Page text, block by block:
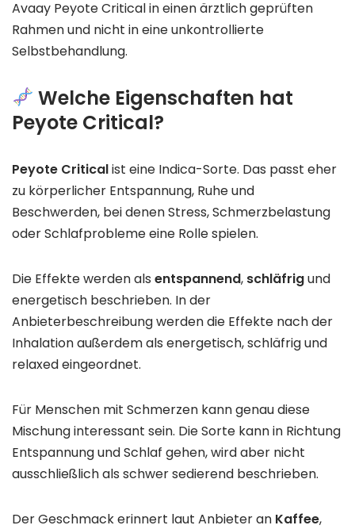
Avaay Peyote Critical in einen ärztlich geprüften
Rahmen und nicht in eine unkontrollierte
Selbstbehandlung.
Welche Eigenschaften hat
Peyote Critical?
Peyote Criticalist eine Indica-Sorte. Das passt eher
zu körperlicher Entspannung, Ruhe und
Beschwerden, bei denen Stress, Schmerzbelastung
oder Schlafprobleme eine Rolle spielen.
Die Effekte werden als entspannend, schläfrigund
energetisch beschrieben. In der
Anbieterbeschreibung werden die Effekte nach der
Inhalation außerdem als energetisch, schläfrig und
relaxed eingeordnet.
Für Menschen mit Schmerzen kann genau diese
Mischung interessant sein. Die Sorte kann in Richtung
Entspannung und Schlaf gehen, wird aber nicht
ausschließlich als schwer sedierend beschrieben.
Der Geschmack erinnert laut Anbieter an Kaffee,